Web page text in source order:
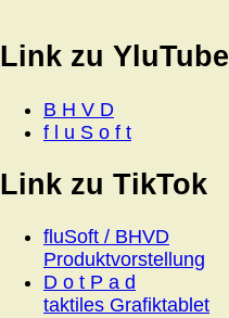
Link zu YluTube
B H V D
f l u S o f t
Link zu TikTok
fluSoft / BHVD
Produktvorstellung
D o t P a d
taktiles Grafiktablet